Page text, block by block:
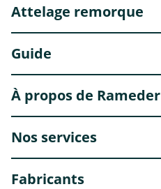
Attelage remorque
Guide
À propos de Rameder
Nos services
Fabricants